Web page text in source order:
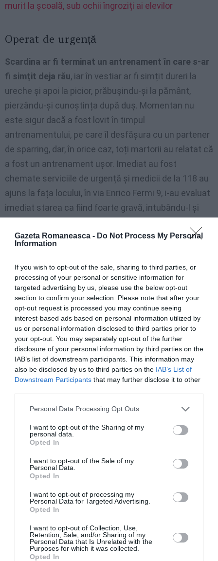
Gazeta Romaneasca - Do Not Process My Personal
Information
If you wish to opt-out of the sale, sharing to third parties, or
processing of your personal or sensitive information for
targeted advertising by us, please use the below opt-out
section to confirm your selection. Please note that after your
opt-out request is processed you may continue seeing
interest-based ads based on personal information utilized by
us or personal information disclosed to third parties prior to
your opt-out. You may separately opt-out of the further
disclosure of your personal information by third parties on the
IAB’s list of downstream participants. This information may
also be disclosed by us to third parties on the IAB’s List of
Downstream Participants that may further disclose it to other
Personal Data Processing Opt Outs
I want to opt-out of the Sharing of my
personal data.
Opted In
I want to opt-out of the Sale of my
Personal Data.
Opted In
I want to opt-out of processing my
Personal Data for Targeted Advertising.
Opted In
I want to opt-out of Collection, Use,
Retention, Sale, and/or Sharing of my
Personal Data that Is Unrelated with the
Purposes for which it was collected.
Opted In
murit la școală, sub ochii îngroziți ai elevilor
Operat de urgență
Scardina ar fi terminat un antrenament în care s-ar
fi simțit deja rău, iar în vestiar ar fi simțit dureri la
ureche și apoi la picior, prăbușindu-și la pământ,
pierzându-și cunoștința după duș. Momentan nu
este sigur dacă a fost lovit în timpul
antrenamentului, pe care îl desfășura cu un partener
de sparring, dar, în orice caz, toți martorii au relatat că
a fost un antrenament ușor. Imediat au fost
chemate serviciile de urgență și medicii de la 118 au
ajuns la fața locului, în via Enrico Fermi 9, i-au evaluat
imediat starea ca fiind foarte gravă, intubându-l și
Humanitas din Rozzano (Milano), care se află în
a trăit și s-a antrenat. Acolo a fost operat.
Scardina s-a născut și locuiește în Rozzano, unde
este foarte popular și iubit. În sala de sport se
pregătea pentru următorul meci, făcându-și debutul
ca categoria de semigrea, programat vineri, 24
martie, pe Allianz Cloud din Milano.
Elba, oficial din Garda de Finanțe moare neașteptat la
48 de ani
Celebru în ring și la TV